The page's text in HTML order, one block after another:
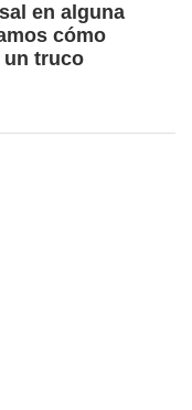
en alguna
cómo
un truco